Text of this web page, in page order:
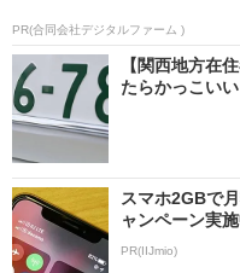
PR(合同会社デジタルファーム )
【関西地方在
たらかっこい
スマホ2GBで
ャンペーン実施
PR(IIJmio)